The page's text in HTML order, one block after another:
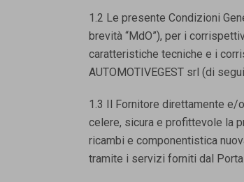
1.2 Le presente Condizioni
brevità “MdO”), per i
caratteristiche tecniche e i
AUTOMOTIVEGEST srl (di
1.3 Il Fornitore direttamente e/
celere, sicura e profittevole la
ricambi e componentistica
tramite i servizi forniti dal